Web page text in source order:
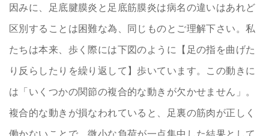
因みに、足底腱膜炎と足底筋膜炎は病名の違いはあれど
区別することは困難な為、同じものとご理解下さい。私
たちは本来、歩く際には下図のように【足の指を曲げた
り反らしたりを繰り返して】歩いています。この動きに
は「いくつかの関節の複合的な動きが欠かせません」。
複合的な動きが損なわれていると、足裏の筋肉が正しく